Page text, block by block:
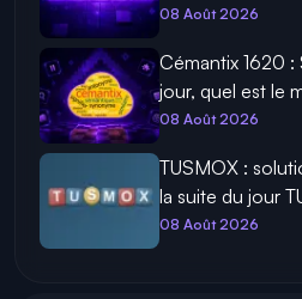
08 Août 2026
Cémantix 1620
jour, quel est le
08 Août 2026
TUSMOX :
la suite du jour
08 Août 2026